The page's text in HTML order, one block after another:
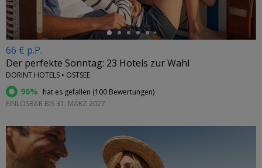
66 € p.P.
Der perfekte Sonntag: 23 Hotels zur Wahl
DORINT HOTELS • OSTSEE
96% hat es gefallen (100 Bewertungen)
EINLÖSBAR BIS 31. MÄRZ 2027